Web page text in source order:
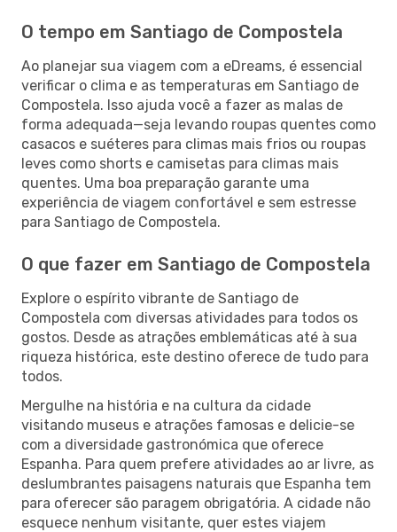
O tempo em Santiago de Compostela
Ao planejar sua viagem com a eDreams, é essencial
verificar o clima e as temperaturas em Santiago de
Compostela. Isso ajuda você a fazer as malas de
forma adequada—seja levando roupas quentes como
casacos e suéteres para climas mais frios ou roupas
leves como shorts e camisetas para climas mais
quentes. Uma boa preparação garante uma
experiência de viagem confortável e sem estresse
para Santiago de Compostela.
O que fazer em Santiago de Compostela
Explore o espírito vibrante de Santiago de
Compostela com diversas atividades para todos os
gostos. Desde as atrações emblemáticas até à sua
riqueza histórica, este destino oferece de tudo para
todos.
Mergulhe na história e na cultura da cidade
visitando museus e atrações famosas e delicie-se
com a diversidade gastronómica que oferece
Espanha. Para quem prefere atividades ao ar livre, as
deslumbrantes paisagens naturais que Espanha tem
para oferecer são paragem obrigatória. A cidade não
esquece nenhum visitante, quer estes viajem